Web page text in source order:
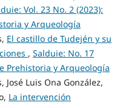
Vol. 23 No. 2 (2023):
y Arqueología
El castillo de Tudején y su
, Salduie: No. 17
Prehistoria y Arqueología
Luis Ona González,
La intervención